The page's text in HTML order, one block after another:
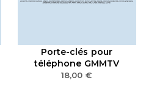
Porte-clés pour
téléphone GMMTV
18,00€